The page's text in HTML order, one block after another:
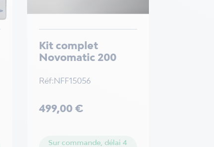
Kit complet
Novomatic 200
Réf:NFF15056
Prix
499,00 €
Sur commande, délai 4